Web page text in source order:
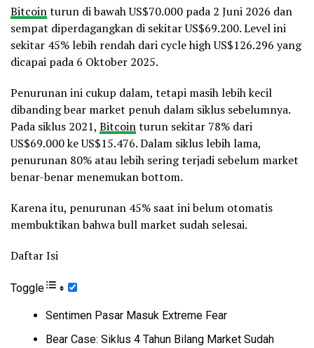
Bitcointurun di bawah US$70.000 pada 2 Juni 2026 dan
sempat diperdagangkan di sekitar US$69.200. Level ini
sekitar 45% lebih rendah dari cycle high US$126.296 yang
dicapai pada 6 Oktober 2025.
Penurunan ini cukup dalam, tetapi masih lebih kecil
dibanding bear market penuh dalam siklus sebelumnya.
Pada siklus 2021, Bitcointurun sekitar 78% dari
US$69.000 ke US$15.476. Dalam siklus lebih lama,
penurunan 80% atau lebih sering terjadi sebelum market
benar-benar menemukan bottom.
Karena itu, penurunan 45% saat ini belum otomatis
membuktikan bahwa bull market sudah selesai.
Daftar Isi
Toggle
Sentimen Pasar Masuk Extreme Fear
Bear Case: Siklus 4 Tahun Bilang Market Sudah